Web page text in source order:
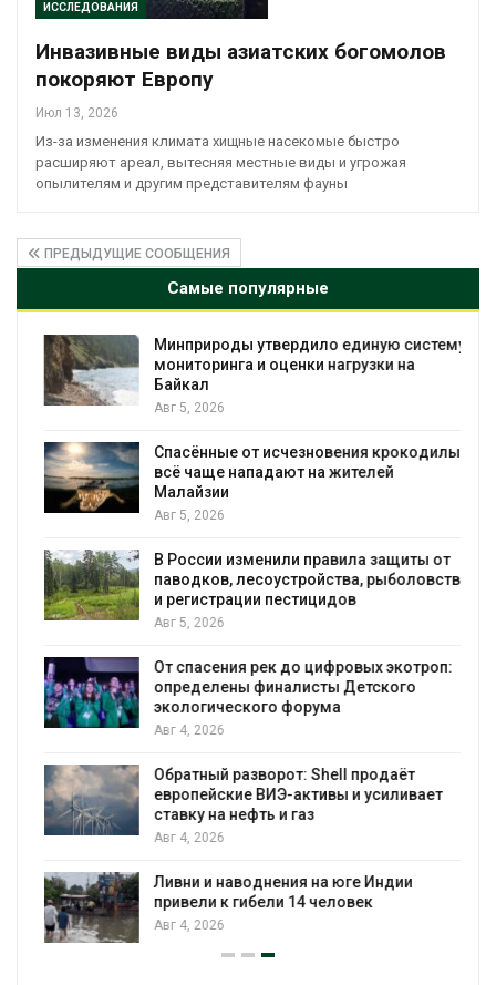
ИССЛЕДОВАНИЯ
Инвазивные виды азиатских богомолов
покоряют Европу
Июл 13, 2026
Из-за изменения климата хищные насекомые быстро
расширяют ареал, вытесняя местные виды и угрожая
опылителям и другим представителям фауны
ПРЕДЫДУЩИЕ СООБЩЕНИЯ
Самые популярные
Минприроды утвердило единую систему
мониторинга и оценки нагрузки на
Байкал
Авг 5, 2026
Спасённые от исчезновения крокодилы
всё чаще нападают на жителей
Малайзии
Авг 5, 2026
В России изменили правила защиты от
паводков, лесоустройства, рыболовства
и регистрации пестицидов
Авг 5, 2026
От спасения рек до цифровых экотроп:
определены финалисты Детского
экологического форума
Авг 4, 2026
Обратный разворот: Shell продаёт
европейские ВИЭ-активы и усиливает
ставку на нефть и газ
Авг 4, 2026
Ливни и наводнения на юге Индии
привели к гибели 14 человек
Авг 4, 2026